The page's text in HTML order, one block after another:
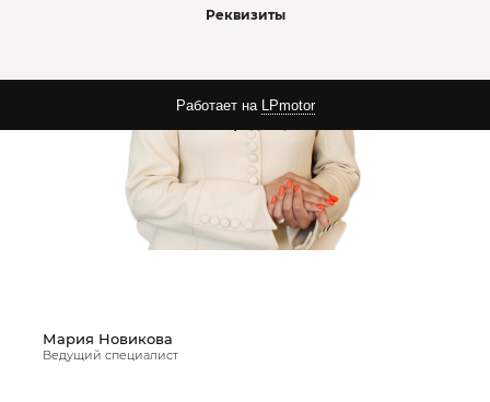
Мария Новикова
Ведущий специалист
Реквизиты
Работает на LPmotor